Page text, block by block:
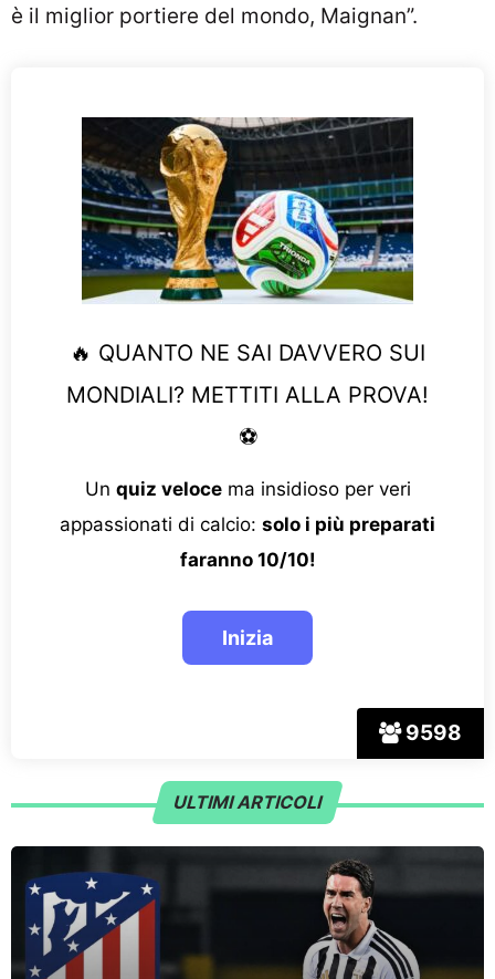
è il miglior portiere del mondo, Maignan”.
9598
🔥 QUANTO NE SAI DAVVERO SUI
MONDIALI? METTITI ALLA PROVA!
⚽
Un quiz velocema insidioso per veri
appassionati di calcio: solo i più preparati
faranno 10/10!
ULTIMI ARTICOLI